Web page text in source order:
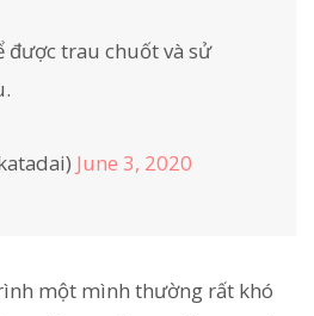
được trau chuốt và sử
June 3, 2020
một mình thường rất khó